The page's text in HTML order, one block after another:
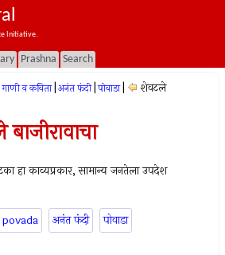
Initiative.
Prashna Search
गाणी व कविता अनंत फंदी पोवाडा
शेवटले
हा काव्यप्रकार, सामान्य जनतेला उपदेश
povada अनंत फंदी पोवाडा